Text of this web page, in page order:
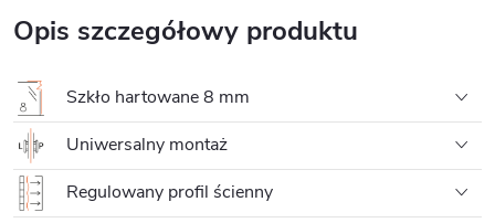
Opis szczegółowy produktu
Szkło hartowane 8 mm
Uniwersalny montaż
Regulowany profil ścienny